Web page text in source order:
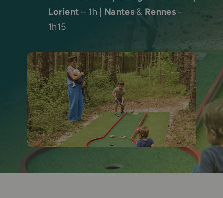
Lorient – 1h | Nantes& Rennes–
1h15